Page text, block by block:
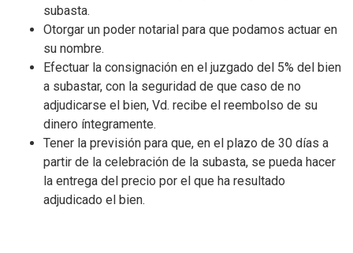
subasta.
Otorgar un poder notarial para que podamos actuar en
su nombre.
Efectuar la consignación en el juzgado del 5% del bien
a subastar, con la seguridad de que caso de no
adjudicarse el bien, Vd. recibe el reembolso de su
dinero íntegramente.
Tener la previsión para que, en el plazo de 30 días a
partir de la celebración de la subasta, se pueda hacer
la entrega del precio por el que ha resultado
adjudicado el bien.